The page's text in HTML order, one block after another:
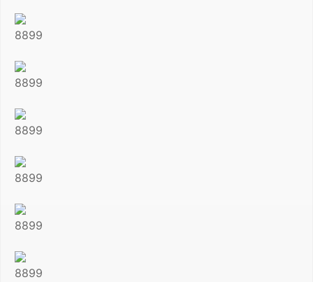
8899
8899
8899
8899
8899
8899